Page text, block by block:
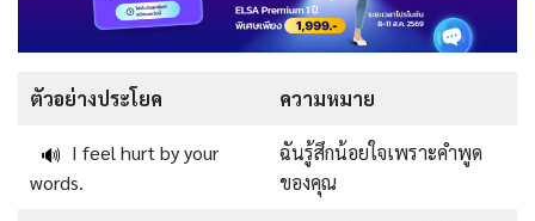
ตัวอย่างประโยค ความหมาย
🔊 I feel hurt by your
words.
ฉันรู้สึกน้อยใจเพราะคำพูด
ของคุณ